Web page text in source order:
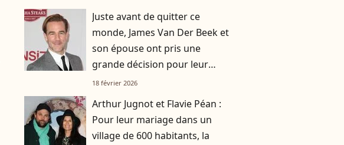
Juste avant de quitter ce
monde, James Van Der Beek et
son épouse ont pris une
grande décision pour leur
couple
18 février 2026
Arthur Jugnot et Flavie Péan :
Pour leur mariage dans un
village de 600 habitants, la